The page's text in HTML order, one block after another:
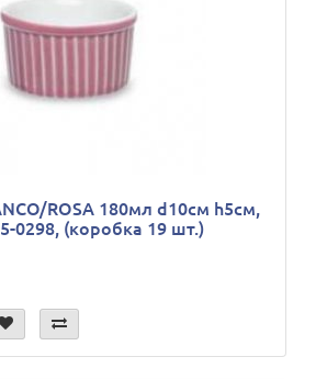
ROSA 180мл d10см h5см,
0298, (коробка 19 шт.)